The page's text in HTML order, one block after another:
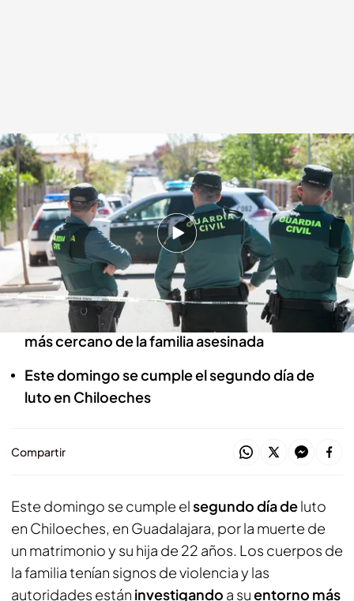
Investigan al entorno más cercano del matrimonio y la hija asesinados en
Chiloeches
Redacción digital Noticias Cuatro
14 ABR 2024 - 14:45h.
Continúa la investigación por la muerte de un
matrimonio y su hija de 22 años en Chiloeches
Las autoridades están investigando al entorno
más cercano de la familia asesinada
Este domingo se cumple el segundo día de
luto en Chiloeches
Compartir
Este domingo se cumple elsegundo día deluto
en Chiloeches, en Guadalajara, por la muerte de
un matrimonio y su hija de 22 años. Los cuerpos de
la familia tenían signos de violencia y las
autoridades están investigando a suentorno más